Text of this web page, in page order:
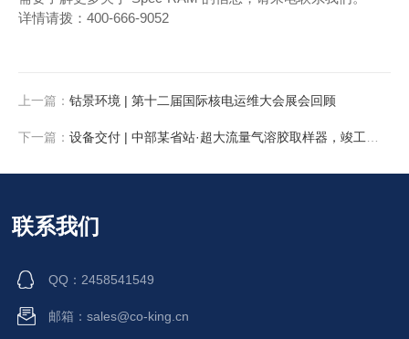
详情请拨：400-666-9052
上一篇： 钴景环境 | 第十二届国际核电运维大会展会回顾
下一篇： 设备交付 | 中部某省站·超大流量气溶胶取样器，竣工投运
联系我们
QQ：2458541549
邮箱：sales@co-king.cn